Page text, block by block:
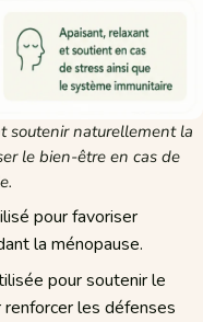
soutenir naturellement la
le bien-être en cas de
pour favoriser
la ménopause.
pour soutenir le
les défenses